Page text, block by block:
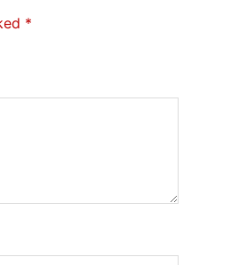
*